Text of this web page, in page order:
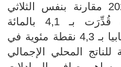
الثالث من سنة 2024 مقارنة بنفس الثلاثي
لسنة 2023 بنسبة قُدِّرَت بـ 4,1 بالمائة
ومساهما بالتالي إيجابيا بـ 4,3 نقطة مئوية في
المحلي الإجمالي